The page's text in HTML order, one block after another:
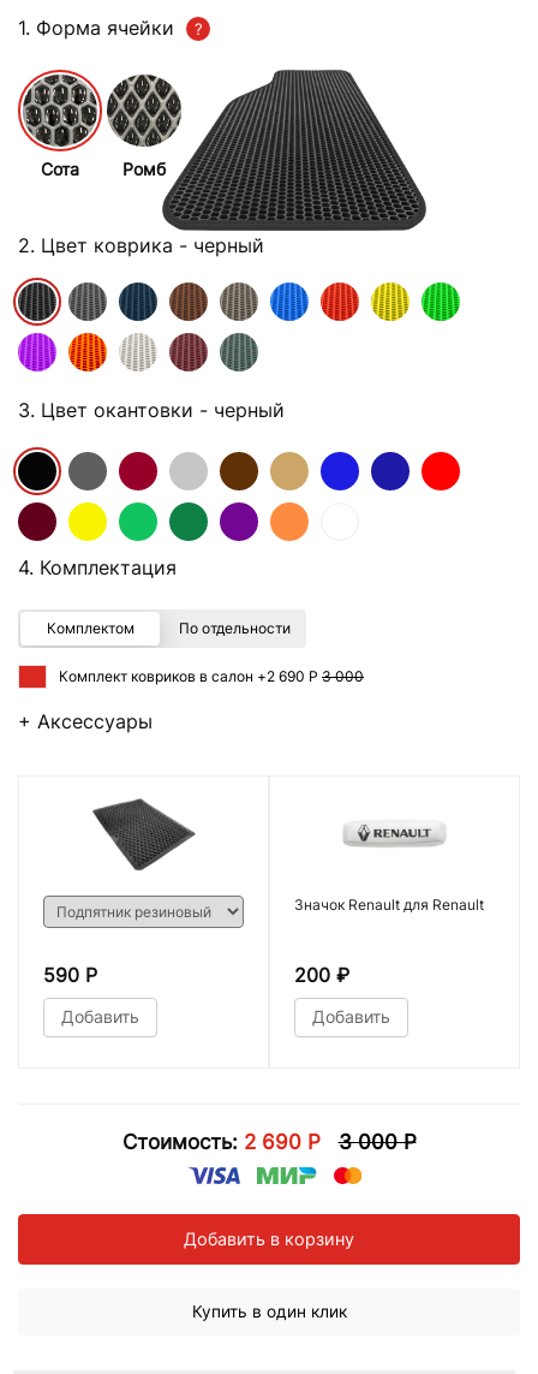
1. Форма ячейки
Сота Ромб
2. Цвет коврика - черный
3. Цвет окантовки - черный
4. Комплектация
Комплектом По отдельности
Комплект ковриков в салон +2 690 Р 3 000
+ Аксессуары
590 Р
Добавить
Значок Renault для Renault
200 ₽
Добавить
Стоимость: 2 690 Р 3 000 Р
Добавить в корзину
Купить в один клик